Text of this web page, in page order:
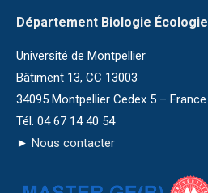
Département Biologie Écologie
Université de Montpellier
Bâtiment 13, CC 13003
34095 Montpellier Cedex 5 – France
Tél. 04 67 14 40 54
► Nous contacter